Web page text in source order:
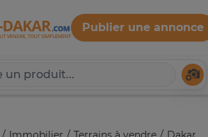
Expat-Dakar
Publier une annonce